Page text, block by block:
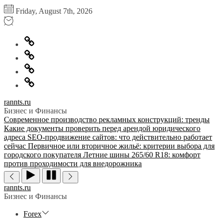
Перейти
к
содержимому
Friday, August 7th, 2026
Главная
Информация
для
правообладателей
Обратная
связь
Политика
конфиденциальности
rannts.ru
Бизнес и Финансы
Современное производство рекламных конструкций: тренды
Какие документы проверить перед арендой юридического
адреса SEO-продвижение сайтов: что действительно работает
сейчас Первичное или вторичное жильё: критерии выбора для
городского покупателя Летние шины 265/60 R18: комфорт
против проходимости для внедорожника
rannts.ru
Бизнес и Финансы
Forex